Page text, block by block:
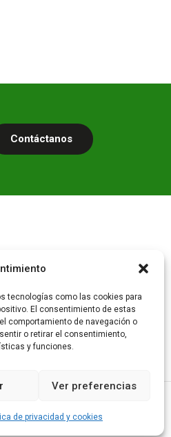
tecnologías como las cookies para
El consentimiento de estas
comportamiento de navegación o
o retirar el consentimiento,
y funciones.
Ver preferencias
de privacidad y cookies
Contáctanos
n
a